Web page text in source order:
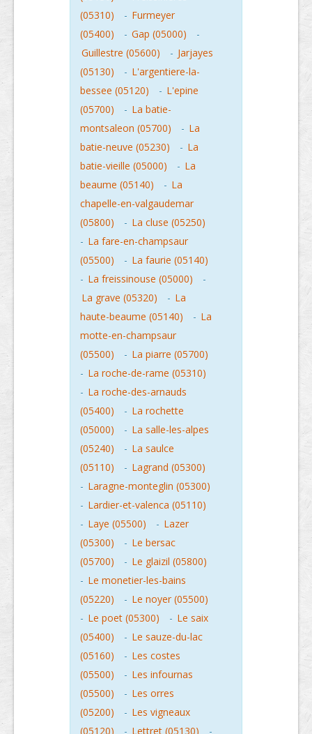
(05310)
- Furmeyer
(05400)
- Gap (05000)
-
Guillestre (05600)
- Jarjayes
(05130)
- L'argentiere-la-
bessee (05120)
- L'epine
(05700)
- La batie-
montsaleon (05700)
- La
batie-neuve (05230)
- La
batie-vieille (05000)
- La
beaume (05140)
- La
chapelle-en-valgaudemar
(05800)
- La cluse (05250)
- La fare-en-champsaur
(05500)
- La faurie (05140)
- La freissinouse (05000)
-
La grave (05320)
- La
haute-beaume (05140)
- La
motte-en-champsaur
(05500)
- La piarre (05700)
- La roche-de-rame (05310)
- La roche-des-arnauds
(05400)
- La rochette
(05000)
- La salle-les-alpes
(05240)
- La saulce
(05110)
- Lagrand (05300)
- Laragne-monteglin (05300)
- Lardier-et-valenca (05110)
- Laye (05500) - Lazer
(05300)
- Le bersac
(05700)
- Le glaizil (05800)
- Le monetier-les-bains
(05220)
- Le noyer (05500)
- Le poet (05300) - Le saix
(05400)
- Le sauze-du-lac
(05160)
- Les costes
(05500)
- Les infournas
(05500)
- Les orres
(05200)
- Les vigneaux
(05120)
- Lettret (05130)
-